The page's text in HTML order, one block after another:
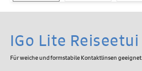
IGo Lite Reiseetui
Für weiche und formstabile Kontaktlinsen geeignet.